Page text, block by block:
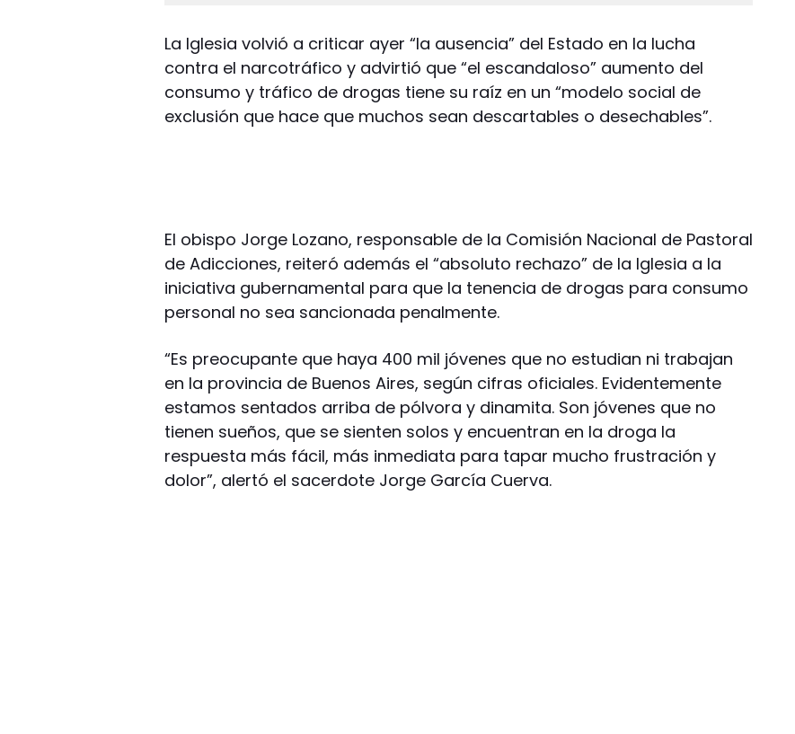
La Iglesia volvió a criticar ayer “la ausencia” del Estado en la lucha
contra el narcotráfico y advirtió que “el escandaloso” aumento del
consumo y tráfico de drogas tiene su raíz en un “modelo social de
exclusión que hace que muchos sean descartables o desechables”.
El obispo Jorge Lozano, responsable de la Comisión Nacional de Pastoral
de Adicciones, reiteró además el “absoluto rechazo” de la Iglesia a la
iniciativa gubernamental para que la tenencia de drogas para consumo
personal no sea sancionada penalmente.
“Es preocupante que haya 400 mil jóvenes que no estudian ni trabajan
en la provincia de Buenos Aires, según cifras oficiales. Evidentemente
estamos sentados arriba de pólvora y dinamita. Son jóvenes que no
tienen sueños, que se sienten solos y encuentran en la droga la
respuesta más fácil, más inmediata para tapar mucho frustración y
dolor”, alertó el sacerdote Jorge García Cuerva.